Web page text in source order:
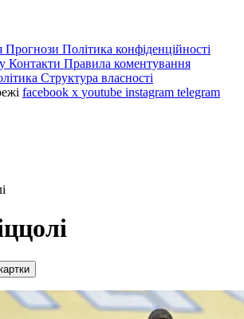
Прогнози Політика конфіденційності
Контакти Правила коментування
Структура власності
facebook x youtube instagram telegram